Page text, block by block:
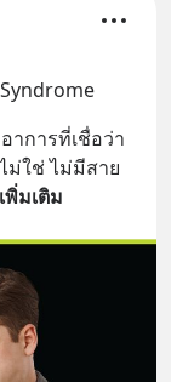
าการที่เชื่อว่า
ม่ใช่ ไม่มีสาย
พิ่มเติม